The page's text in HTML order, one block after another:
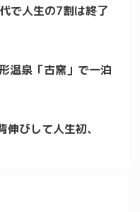
で人生の7割は終了
温泉「古窯」で一泊
伸びして人生初、